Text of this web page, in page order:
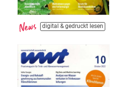
digital & gedruckt lesen